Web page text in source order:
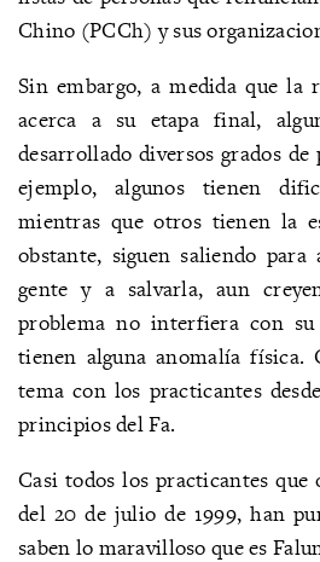
Chino (PCCh) y sus
Sin embargo, a medida que la
acerca a su etapa final,
desarrollado diversos grados
ejemplo, algunos tienen
mientras que otros tienen la
obstante, siguen saliendo
gente y a salvarla, aun
problema no interfiera con
tienen alguna anomalía física.
tema con los practicantes
principios del Fa.
Casi todos los practicantes que
del 20 de julio de 1999, han
saben lo maravilloso que es